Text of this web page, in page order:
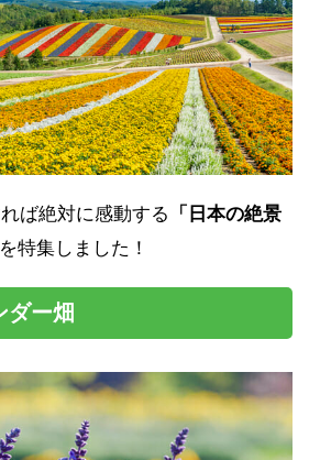
ば絶対に感動する 「日本の絶景
を特集しました！
ダー畑